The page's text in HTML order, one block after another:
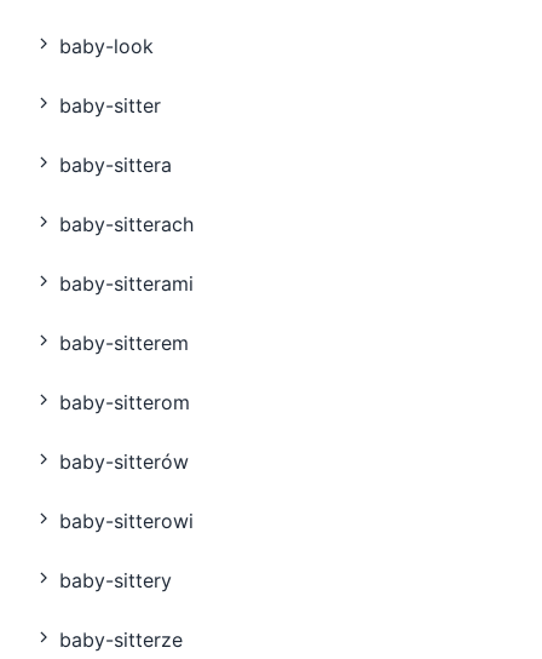
baby-look
baby-sitter
baby-sittera
baby-sitterach
baby-sitterami
baby-sitterem
baby-sitterom
baby-sitterów
baby-sitterowi
baby-sittery
baby-sitterze